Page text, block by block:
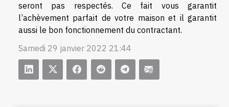
seront pas respectés. Ce fait vous garantit
l’achèvement parfait de votre maison et il garantit
aussi le bon fonctionnement du contractant.
Samedi 29 janvier 2022 21:44